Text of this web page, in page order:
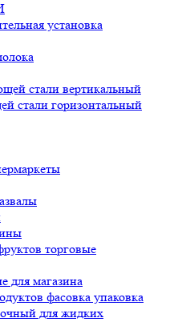
установка
стали вертикальный
стали горизонтальный
торговые
для магазина
фасовка упаковка
для жидких